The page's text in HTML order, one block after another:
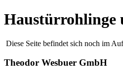
Haustürrohlinge
Diese Seite befindet sich noch im
Theodor Wesbuer GmbH